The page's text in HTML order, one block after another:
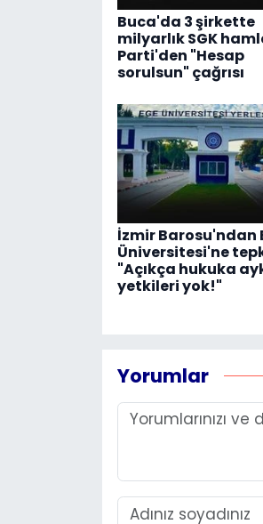
Buca'da 3 şirkette
milyarlık SGK
Parti'den "Hesap
sorulsun" çağrısı
İzmir Barosu'ndan
Üniversitesi'ne
"Açıkça hukuka
yetkileri yok!"
Yorumlar